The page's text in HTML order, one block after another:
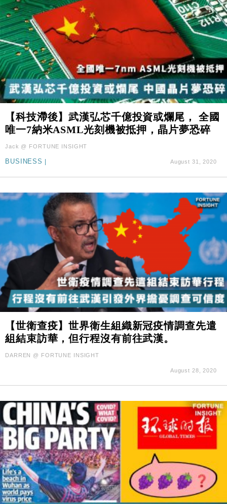
【科技滯後】武漢弘芯千億投資或爛尾， 全國
唯一7納米ASML光刻機被抵押，晶片夢恐碎
Jack @ FORTUNE INSIGHT
BUSINESS August 31, 2020
【世衛查疫】世界衛生組織新冠疫情調查先遣
組結束訪華，但行程沒有前往武漢。
DARREN @ FORTUNE INSIGHT
August 28, 2020